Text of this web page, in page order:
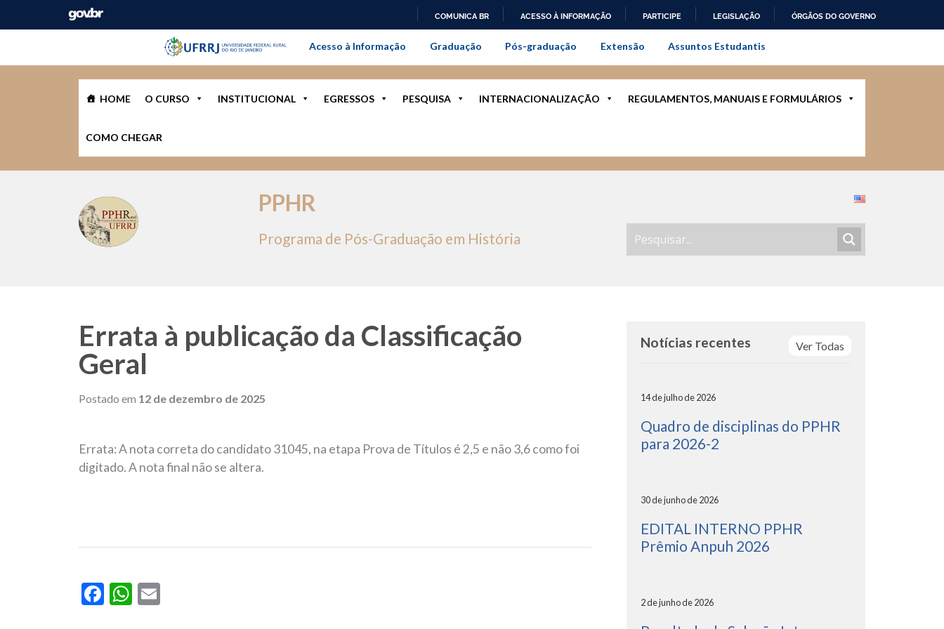
PARA
O
COMUNICA BR ACESSO À INFORMAÇÃO PARTICIPE LEGISLAÇÃO ÓRGÃOS DO GOVERNO
Pular barra institucional
Barra institucional da Universidade Federal Rural do Rio de Janeiro
Acesso à Informação Graduação Pós-graduação Extensão Assuntos Estudantis
HOME O CURSO INSTITUCIONAL EGRESSOS PESQUISA INTERNACIONALIZAÇÃO REGULAMENTOS, MANUAIS E FORMULÁRIOS
COMO CHEGAR
PPHR
Programa de Pós-Graduação em História
Errata à publicação da Classificação
Geral
Postado em 12 de dezembro de 2025
Errata: A nota correta do candidato 31045, na etapa Prova de Títulos é 2,5 e não 3,6 como foi
digitado. A nota final não se altera.
Facebook
WhatsApp
Ver Todas
Notícias recentes
14 de julho de 2026
Quadro de disciplinas do PPHR
para 2026-2
30 de junho de 2026
EDITAL INTERNO PPHR
Prêmio Anpuh 2026
2 de junho de 2026